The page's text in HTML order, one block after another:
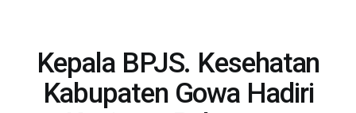
Kepala BPJS. Kesehatan
Kabupaten Gowa Hadiri